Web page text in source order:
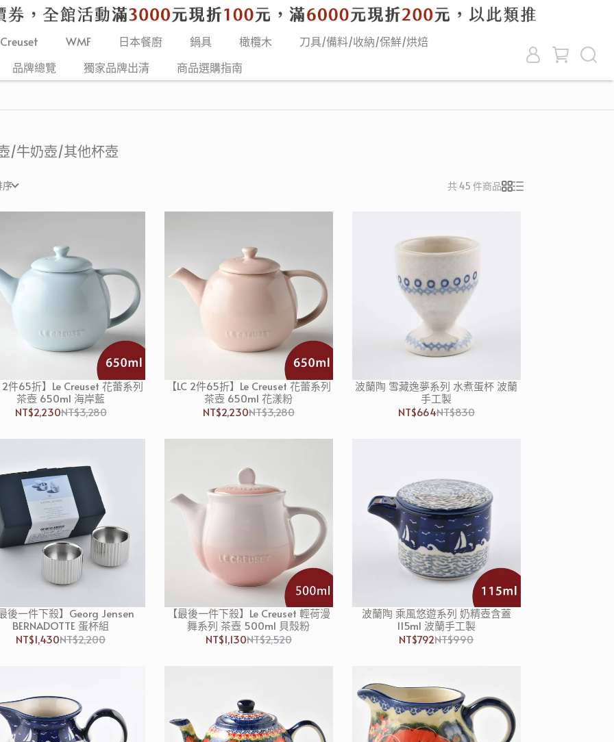
WMF 日本餐廚 鍋具 橄欖木
刀具/備料/收納/保鮮/烘焙
品牌總覽
獨家品牌出清 商品選購指南
/牛奶壺/其他杯壺
序 共 45 件商品
2件65折】Le Creuset 花蕾系列
茶壺 650ml 海岸藍
NT$2,230NT$3,280
【LC 2件65折】Le Creuset 花蕾系列
茶壺 650ml 花漾粉
NT$2,230NT$3,280
波蘭陶 雪藏逸夢系列 水煮蛋杯 波蘭
手工製
NT$664NT$830
後一件下殺】Georg Jensen
BERNADOTTE 蛋杯組
NT$1,430NT$2,200
【最後一件下殺】Le Creuset 輕荷漫
舞系列 茶壺 500ml 貝殼粉
NT$1,130NT$2,520
波蘭陶 乘風悠遊系列 奶精壺含蓋
115ml 波蘭手工製
NT$792NT$990